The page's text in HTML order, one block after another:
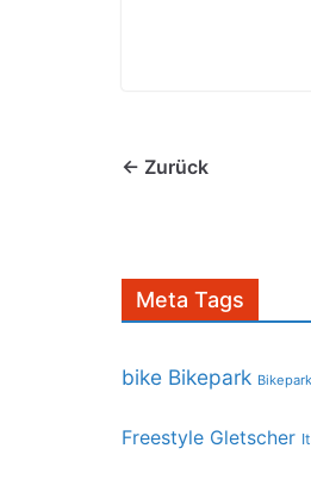
← Zurück
Meta Tags
bike Bikepark
Freestyle Gletscher